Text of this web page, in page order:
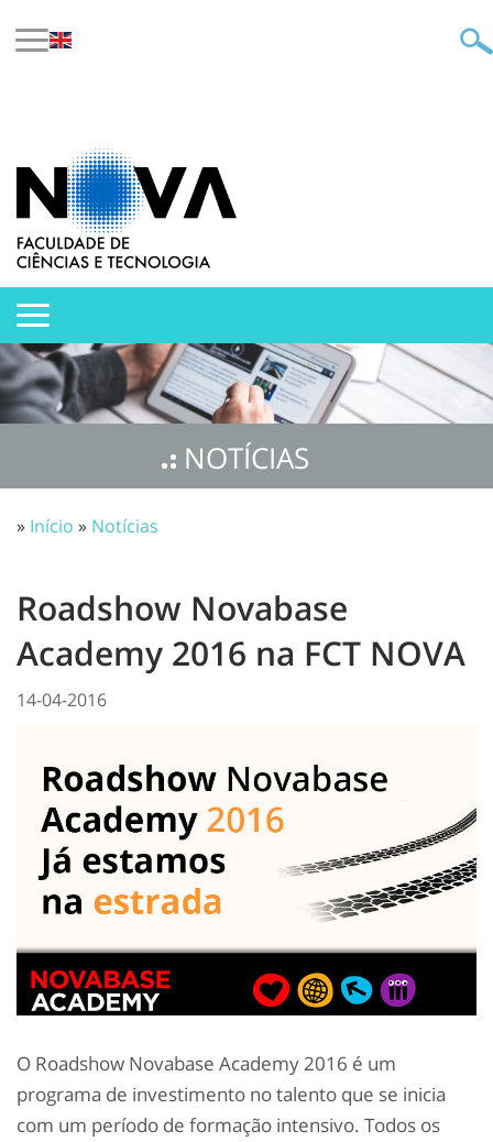
NOTÍCIAS
» Início » Notícias
Roadshow Novabase
Academy 2016 na FCT NOVA
14-04-2016
O Roadshow Novabase Academy 2016 é um
programa de investimento no talento que se inicia
com um período de formação intensivo. Todos os